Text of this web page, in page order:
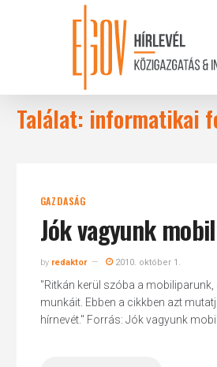
Találat: informatikai
GAZDASÁG
Jók vagyunk
by redaktor 2010. október 1.
"Ritkán kerül szóba a
munkáit. Ebben a cikkben azt
hírnevét." Forrás: Jók vagyunk